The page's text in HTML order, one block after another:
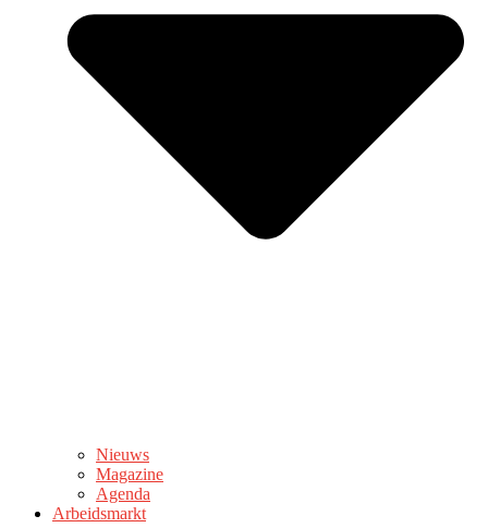
Nieuws
Magazine
Agenda
Arbeidsmarkt